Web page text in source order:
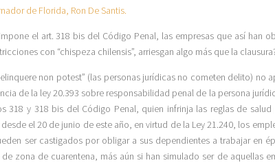
de Florida, Ron De Santis.
el art. 318 bis del Código Penal, las empresas que así han
con “chispeza chilensis”, arriesgan algo más que la
non potest” (las personas jurídicas no cometen delito) no
de la ley 20.393 sobre responsabilidad penal de la persona
318 y 318 bis del Código Penal, quien infrinja las reglas de salud
el 20 de junio de este año, en virtud de la Ley 21.240, los
ser castigados por obligar a sus dependientes a trabajar en
zona de cuarentena, más aún si han simulado ser de aquellas